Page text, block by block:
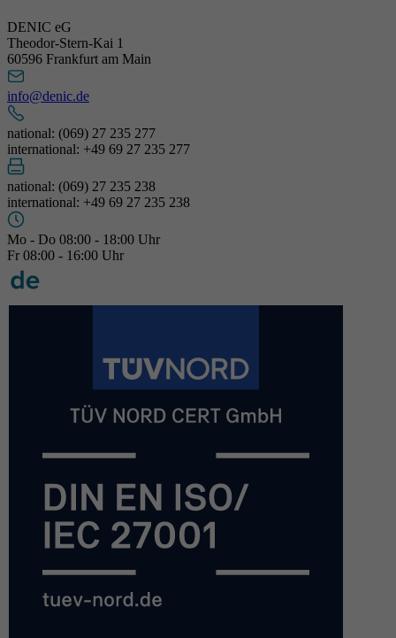
DENIC eG
Theodor-Stern-Kai 1
60596 Frankfurt am Main
info@denic.de
national: (069) 27 235 277
international: +49 69 27 235 277
national: (069) 27 235 238
international: +49 69 27 235 238
Mo - Do 08:00 - 18:00 Uhr
Fr 08:00 - 16:00 Uhr